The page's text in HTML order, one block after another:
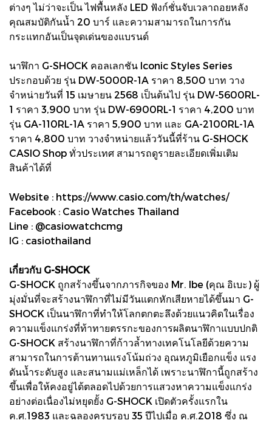
ต่างๆ ไม่ว่าจะเป็น ไฟพื้นหลัง LED ฟังก์ชั่นจับเวลาถอยหลัง
คุณสมบัติกันน้ำ 20 บาร์ และความสามารถในการกัน
กระแทกอันเป็นจุดเด่นของแบรนด์
นาฬิกา G-SHOCK คอลเลกชัน Iconic Styles Series
ประกอบด้วย รุ่น DW-5000R-1A ราคา 8,500 บาท วาง
จำหน่ายวันที่ 15 เมษายน 2568 เป็นต้นไป รุ่น DW-5600RL-
1 ราคา 3,900 บาท รุ่น DW-6900RL-1 ราคา 4,200 บาท
รุ่น GA-110RL-1A ราคา 5,900 บาท และ GA-2100RL-1A
ราคา 4,800 บาท วางจำหน่ายแล้ววันนี้ที่ร้าน G-SHOCK
CASIO Shop ทั่วประเทศ สามารถดูรายละเอียดเพิ่มเติม
สินค้าได้ที่
Website : https://www.casio.com/th/watches/
Facebook : Casio Watches Thailand
Line : @casiowatchcmg
IG : casiothailand
เกี่ยวกับ G-SHOCK
G-SHOCK ถูกสร้างขึ้นจากภารกิจของ Mr. Ibe (คุณ อิเบะ) ผู้
มุ่งมั่นที่จะสร้างนาฬิกาที่ไม่มีวันแตกหักเสียหายได้ขึ้นมา G-
SHOCK เป็นนาฬิกาที่ทำให้โลกตกตะลึงด้วยแนวคิดในเรื่อง
ความแข็งแกร่งที่ท้าทายตรรกะของการผลิตนาฬิกาแบบปกติ
G-SHOCK สร้างนาฬิกาที่ก้าวล้ำทางเทคโนโลยีด้วยความ
สามารถในการต้านทานแรงโน้มถ่วง อุณหภูมิเยือกแข็ง แรง
ดันน้ำระดับสูง และสนามแม่เหล็กได้ เพราะนาฬิกานี้ถูกสร้าง
ขึ้นเพื่อให้คงอยู่ได้ตลอดไปด้วยการแสวงหาความแข็งแกร่ง
อย่างต่อเนื่องไม่หยุดยั้ง G-SHOCK เปิดตัวครั้งแรกใน
ค.ศ.1983 และฉลองครบรอบ 35 ปีไปเมื่อ ค.ศ.2018 ซึ่ง ณ